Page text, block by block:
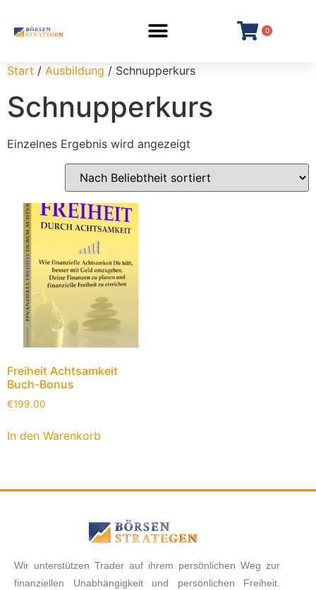
0
Start / Ausbildung / Schnupperkurs
Schnupperkurs
Einzelnes Ergebnis wird angezeigt
Freiheit Achtsamkeit
Buch-Bonus
€199.00
In den Warenkorb
Wir unterstützen Trader auf ihrem persönlichen Weg zur
finanziellen Unabhängigkeit und persönlichen Freiheit.